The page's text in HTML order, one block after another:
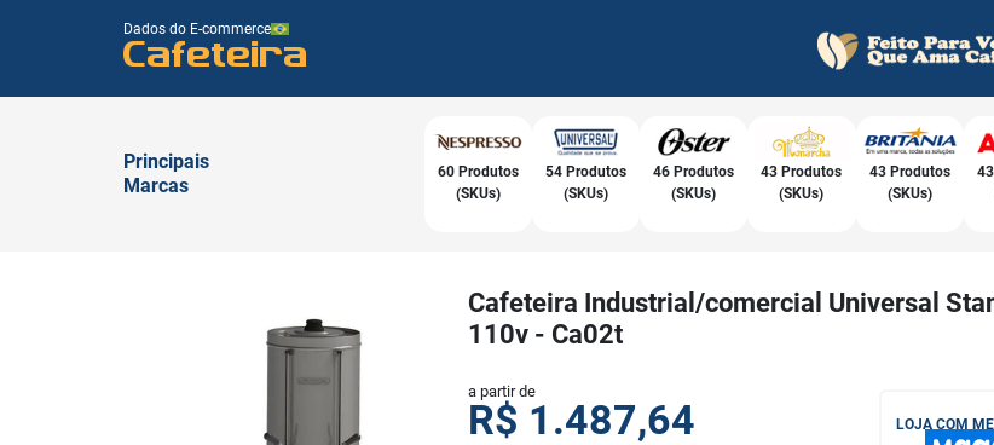
Dados do E-commerce
Cafeteira
Principais
Marcas
60 Produtos
(SKUs)
54 Produtos
(SKUs)
46 Produtos
(SKUs)
43 Produtos
(SKUs)
43 Produtos
(SKUs)
Cafeteira Industrial/comercial Universal
110v - Ca02t
a partir de
R$ 1.487,64 LOJA COM